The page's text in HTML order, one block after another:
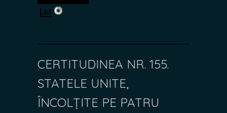
CERTITUDINEA NR. 155.
STATELE UNITE,
ÎNCOLȚITE PE PATRU